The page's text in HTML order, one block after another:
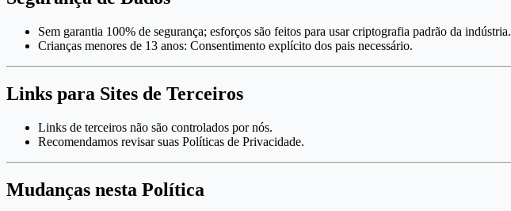
Sem garantia 100% de segurança; esforços são feitos para usar criptografia padrão da indústria.
Crianças menores de 13 anos: Consentimento explícito dos pais necessário.
Links para Sites de Terceiros
Links de terceiros não são controlados por nós.
Recomendamos revisar suas Políticas de Privacidade.
Mudanças nesta Política